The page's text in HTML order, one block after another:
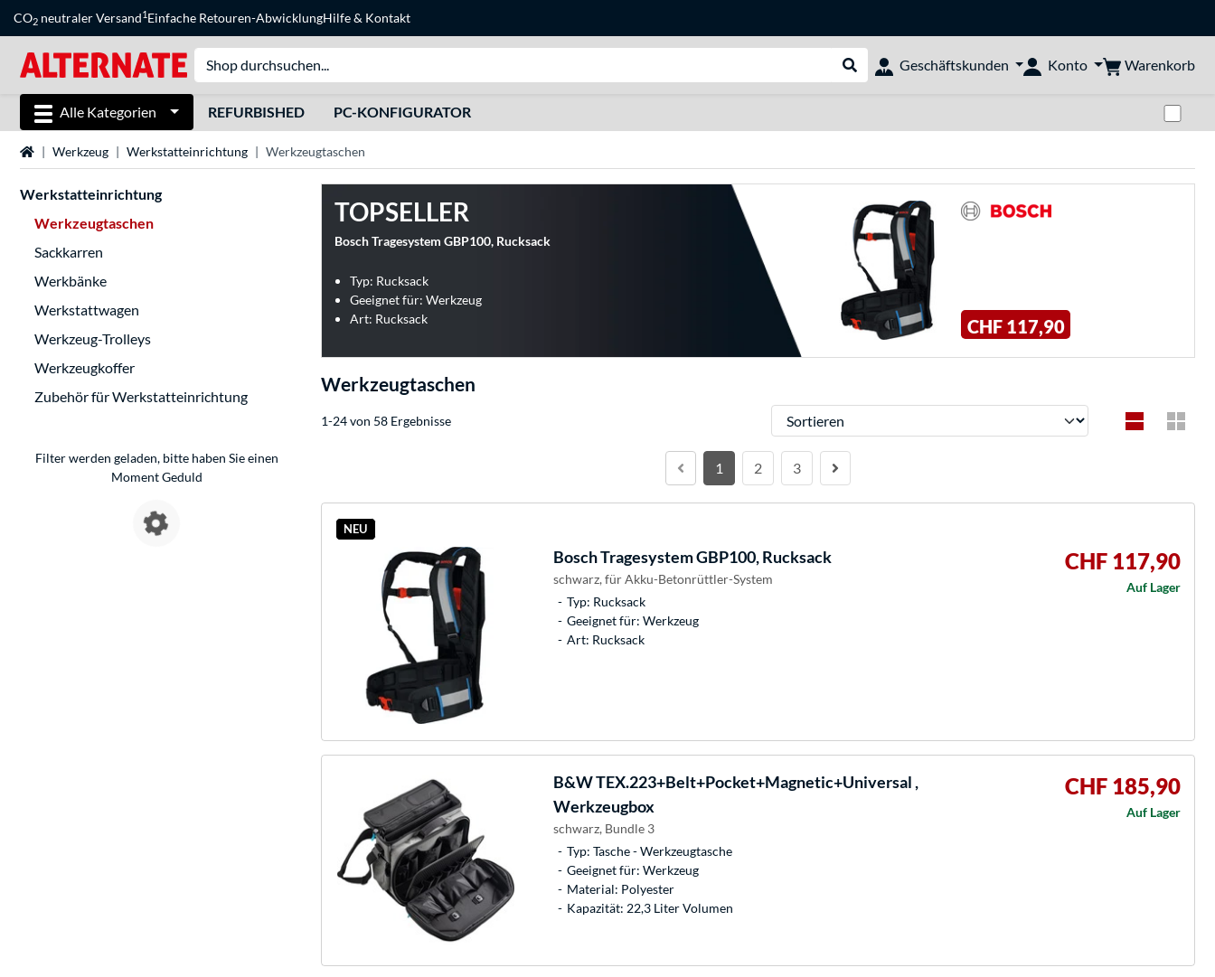
CO2 neutraler Versand1Einfache Retouren-AbwicklungHilfe& Kontakt
Suche durchführen
Geschäftskunden Konto Warenkorb
Alle Kategorien REFURBISHED PC-KONFIGURATOR
StartseiteWerkzeug Werkstatteinrichtung Werkzeugtaschen
Werkstatteinrichtung
Werkzeugtaschen
Sackkarren
Werkbänke
Werkstattwagen
Werkzeug-Trolleys
Werkzeugkoffer
Zubehör für Werkstatteinrichtung
Filter werden geladen, bitte haben Sie einen
Moment Geduld
TOPSELLER
Bosch Tragesystem GBP100, Rucksack
Typ: Rucksack
Geeignet für: Werkzeug
Art: Rucksack
CHF 117,90
Werkzeugtaschen
1-24 von 58 Ergebnisse Sortieren
1 2 3
NEU
BoschTragesystem GBP100, Rucksack
schwarz, für Akku-Betonrüttler-System
Typ: Rucksack
Geeignet für: Werkzeug
Art: Rucksack
CHF 117,90
Auf Lager
B&WTEX.223+Belt+Pocket+Magnetic+Universal ,
Werkzeugbox
schwarz, Bundle 3
Typ: Tasche - Werkzeugtasche
Geeignet für: Werkzeug
Material: Polyester
Kapazität: 22,3 Liter Volumen
CHF 185,90
Auf Lager